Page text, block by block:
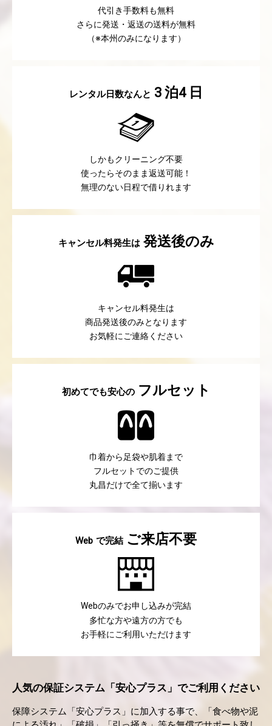
代引き手数料も無料
さらに発送・返送の送料が無料
（※本州のみになります）
レンタル日数なんと 3 泊4 日
しかもクリーニング不要
使ったらそのまま返送可能！
無理のない日程で借りれます
キャンセル料発生は 発送後のみ
キャンセル料発生は
商品発送後のみとなります
お気軽にご連絡ください
初めてでも安心の フルセット
巾着から足袋や肌着まで
フルセットでのご提供
丸昌だけで全て揃います
Web で完結 ご来店不要
Webのみでお申し込みが完結
多忙な方や遠方の方でも
お手軽にご利用いただけます
人気の保証システム「安心プラス」でご利用ください
保障システム「安心プラス」に加入する事で、「食べ物や泥